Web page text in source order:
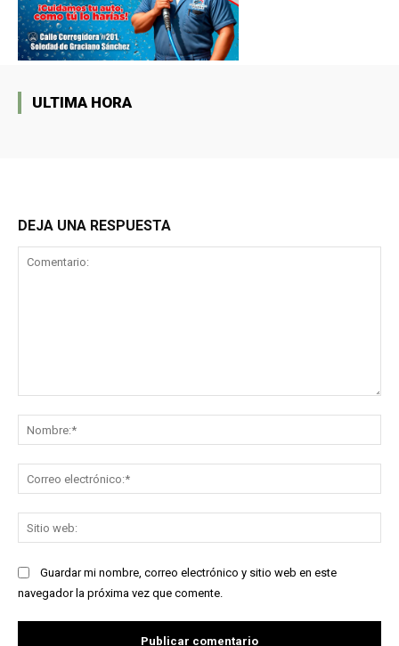
ULTIMA HORA
DEJA UNA RESPUESTA
Guardar mi nombre, correo electrónico y sitio web en este
navegador la próxima vez que comente.